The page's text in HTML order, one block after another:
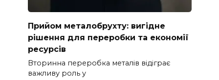
Прийом металобрухту: вигідне
рішення для переробки та економії
ресурсів
Вторинна переробка металів відіграє
важливу роль у